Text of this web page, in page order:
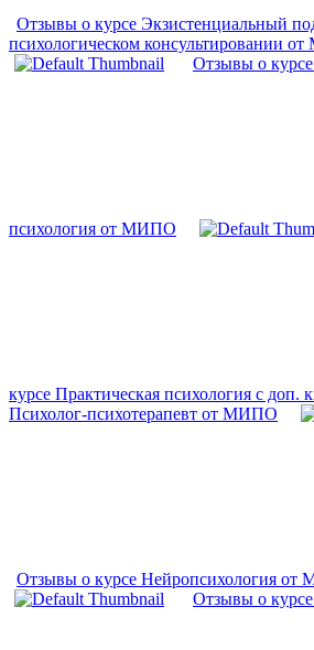
Отзывы о курсе Экзистенциальный
психологическом консультировании
Отзывы о
психология от МИПО
курсе Практическая психология с доп.
Психолог-психотерапевт от МИПО
Отзывы о курсе Нейропсихология
Отзывы о